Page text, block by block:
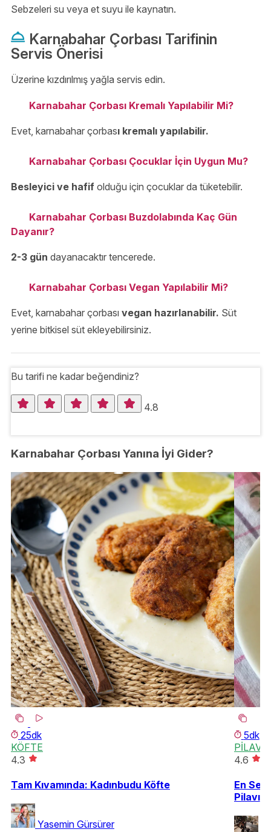
Sebzeleri su veya et suyu ile kaynatın.
Karnabahar Çorbası Tarifinin
Servis Önerisi
Üzerine kızdırılmış yağla servis edin.
Karnabahar Çorbası Kremalı Yapılabilir Mi?
Evet, karnabahar çorbası kremalı yapılabilir.
Karnabahar Çorbası Çocuklar İçin Uygun Mu?
Besleyici ve hafif olduğu için çocuklar da tüketebilir.
Karnabahar Çorbası Buzdolabında Kaç Gün
Dayanır?
2-3 gün dayanacaktır tencerede.
Karnabahar Çorbası Vegan Yapılabilir Mi?
Evet, karnabahar çorbası vegan hazırlanabilir. Süt
yerine bitkisel süt ekleyebilirsiniz.
Bu tarifi ne kadar beğendiniz?
4.8
Karnabahar Çorbası Yanına İyi Gider?
25dk
KÖFTE
4.3
Tam Kıvamında: Kadınbudu Köfte
Yasemin Gürsürer
5dk
PİLAV
4.6
En
Pilavı